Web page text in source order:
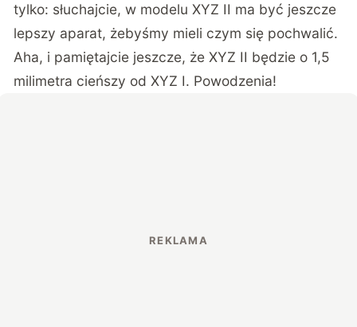
tylko: słuchajcie, w modelu XYZ II ma być jeszcze
lepszy aparat, żebyśmy mieli czym się pochwalić.
Aha, i pamiętajcie jeszcze, że XYZ II będzie o 1,5
milimetra cieńszy od XYZ I. Powodzenia!